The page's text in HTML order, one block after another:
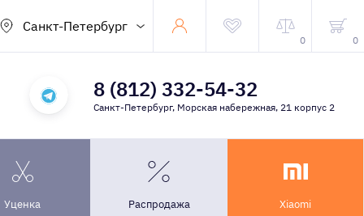
Санкт-Петербург
0 0
8 (812) 332-54-32
Санкт-Петербург, Морская набережная, 21 корпус 2
Уценка Распродажа Xiaomi